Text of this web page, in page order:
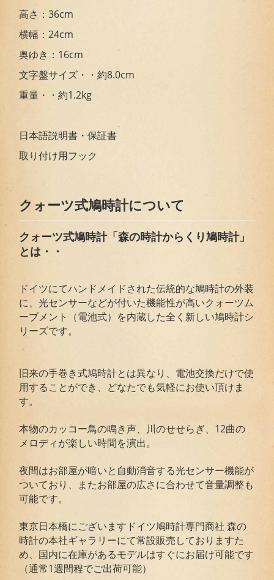
高さ：36cm
横幅：24cm
奥ゆき：16cm
文字盤サイズ・・約8.0cm
重量・・約1.2kg
日本語説明書・保証書
取り付け用フック
クォーツ式鳩時計について
クォーツ式鳩時計「森の時計からくり鳩時計」
とは・・
ドイツにてハンドメイドされた伝統的な鳩時計の外装
に、光センサーなどが付いた機能性が高いクォーツム
ーブメント（電池式）を内蔵した全く新しい鳩時計シ
リーズです。
旧来の手巻き式鳩時計とは異なり、電池交換だけで使
用することができ、どなたでも気軽にお使い頂けま
す。
本物のカッコー鳥の鳴き声、川のせせらぎ、12曲の
メロディが楽しい時間を演出。
夜間はお部屋が暗いと自動消音する光センサー機能が
ついており、またお部屋の広さに合わせて音量調整も
可能です。
東京日本橋にございますドイツ鳩時計専門商社 森の
時計の本社ギャラリーにて常設販売しておりますた
め、国内に在庫があるモデルはすぐにお届け可能です
（通常1週間程でご出荷可能）